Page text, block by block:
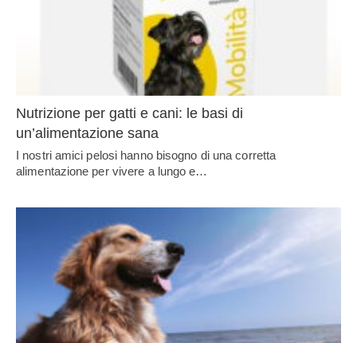
Nutrizione per gatti e cani: le basi di
un’alimentazione sana
I nostri amici pelosi hanno bisogno di una corretta
alimentazione per vivere a lungo e…